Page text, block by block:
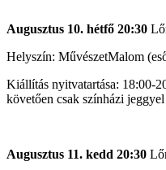
Augusztus 10. hétfő 20:30
Helyszín: MűvészetMalom
Kiállítás nyitvatartása: 18:00-
követően csak színházi
Augusztus 11. kedd 20:30